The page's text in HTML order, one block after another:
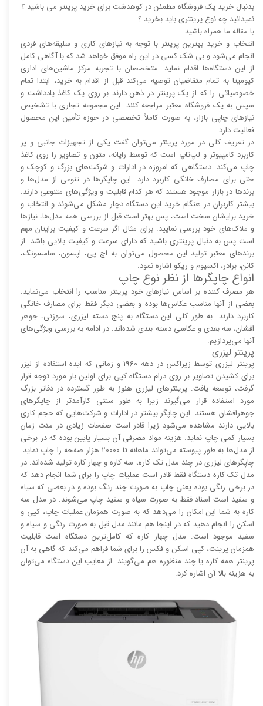
بدنبال خرید یک فروشگاه مطمئن در کوهدشت برای خرید پرینتر می باشید ؟
نمیدانید چه نوع پرینتری باید بخرید ؟
با مقاله ما همراه باشید
انتخاب و خرید بهترین پرینتر با توجه به نیاز‌‌های کاری و سلیقه‌های فردی
انجام می‌شود و بی شک کسی در این راه موفق خواهد شد که با آگاهی کامل
از این دستگاه‌ها اقدام نماید. متخصصان با تجربه مرکز ماشین‌های اداری
کیومیتا به تمام متقاضیان توصیه می‌کند قبل از اقدام به خرید، ابتدا تمام
خصوصیاتی را که از یک پرینتر در ذهن دارند بر روی یک کاغذ یادداشت و
سپس به یک فروشگاه معتبر مراجعه کنند. این مجموعه تجاری با تشخیص
نیاز‌‌های چاپی بازار، به صورت کاملاً تخصصی در حوزه تأمین این محصول
فعالیت دارد.
در تعریف کلی در مورد پرینتر می‌توان گفت یکی از تجهیزات جانبی و پر
کاربرد کامپیوتر و لپ‌تاپ است که توسط رایانه، متون و تصاویر را روی کاغذ
چاپ می‌کند. دستگاهی که امروزه در ادارات و شرکت‌های بزرگ و کوچک و
حتی برای مصارف خانگی کاربرد دارد. این چاپگر‌ها در تنوعی از مدل‌ها و
برند‌ها در بازار موجود هستند که هر کدام قابلیت و ویژگی‌های متنوعی دارند.
بیشتر کاربران در هنگام خرید این دستگاه دچار مشکل می‌شوند و انتخاب و
خرید برایشان سخت است، پس بهتر است قبل از بررسی همه مدل‌ها، نیاز‌ها
و ملاک‌های خود بررسی نمایید. برای مثال اگر سرعت و کیفیت برایتان مهم
است پس به دنبال پرینتری باشید که دارای سرعت و کیفیت بالایی باشد. از
برند‌های معتبر تولید این محصول می‌توان به اچ پی، اپسون، سامسونگ،
کانن، برادر، اکسیوم و ریکو اشاره نمود.
انواع چاپگر‌ها از نظر نوع چاپ
هر مصرف کننده بر اساس نیاز‌های خود پرینتر مناسب را انتخاب می‌نماید.
بعضی از آنها مناسب عکاس‌ها بوده و بعضی دیگر فقط برای مصارف خانگی
کاربرد دارند. به طور کلی این دستگاه به پنج دسته لیزری، سوزنی، جوهر
افشان، سه بعدی و عکاسی دسته بندی شده‌اند. در ادامه به بررسی ویژگی‌های
آنها می‌پردازیم.
پرینتر لیزری
پرینتر لیزری توسط زیراکس در دهه 1960 و زمانی که ایده استفاده از لیزر
برای کشیدن تصاویر بر روی درام دستگاه کپی برای اولین بار مورد توجه قرار
گرفت، توسعه یافت. پرینتر‌های لیزری هنوز به طور گسترده در دفاتر بزرگ
مورد استفاده قرار می‌گیرند زیرا به طور سنتی کارآمد‌‌تر از چاپگر‌های
جوهرافشان هستند. این چاپگر بیشتر در ادارات و شرکت‌هایی که حجم کاری
بالایی دارند مشاهده می‌شود زیرا قادر است صفحات زیادی در مدت زمان
بسیار کمی چاپ نماید. هزینه مواد مصرفی آن بسیار پایین بوده که در برخی
از مدل‌ها به طور پیوسته می‌تواند ماهانه تا 20000 هزار صفحه را چاپ نماید.
چاپگر‌های لیزری در چند مدل تک کاره، سه کاره و چهار کاره تولید شده‌اند. در
مدل تک کاره دستگاه فقط قادر است عملیات چاپ را برای شما انجام دهد که
در برخی رنگی بوده یعنی چاپ به صورت چند رنگ بوده و در بعضی که سیاه
و سفید است اسناد فقط به صورت سیاه و سفید چاپ می‌شوند. در مدل سه
کاره به شما این امکان را می‌دهد که به صورت همزمان عملیات چاپ، کپی و
اسکن را انجام دهید که در اینجا هم مانند مدل قبل به صورت رنگی و سیاه و
سفید موجود است. مدل چهار کاره که کامل‌ترین دستگاه است قابلیت
همزمان پرینت، کپی اسکن و فکس را برای شما فراهم می‌کند که گاهی به آن
پرینتر همه کاره یا چند منظوره هم می‌گویند. از معایب این دستگاه می‌توان
به هزینه بالا آن اشاره کرد.